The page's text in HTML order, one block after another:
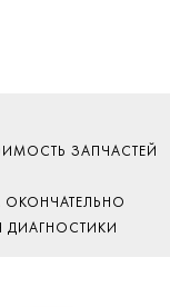
ЗАПЧАСТЕЙ
ОКОНЧАТЕЛЬНО
ДИАГНОСТИКИ